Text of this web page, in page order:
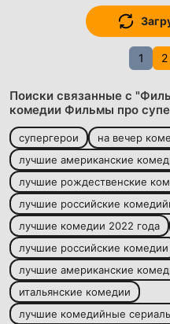
1 2
Поиски связанные с
комедии Фильмы про
супергерои на вечер
лучшие американские
лучшие рождественские
лучшие российские
лучшие комедии 2022 года
лучшие российские комедии
лучшие американские
итальянские комедии
лучшие комедийные